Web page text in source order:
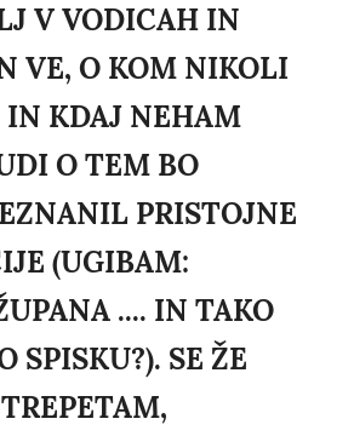
V VODICAH IN
VE, O KOM NIKOLI
IN KDAJ NEHAM
O TEM BO
PRISTOJNE
(UGIBAM:
.... IN TAKO
SPISKU?). SE ŽE